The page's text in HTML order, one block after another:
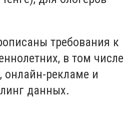
требования к
в том числе
онлайн-рекламе и
данных.